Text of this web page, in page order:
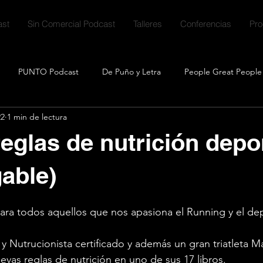
Sin Comercial Podcast Talleres Conferencias
PUNTO Podcast De Puño y Letra People Great People
Talk Crafting
de nutrición
1 min de lectura
todos aquellos que nos apasiona el Running y el
Nutrucionista certificado y además un gran triatleta
reglas de nutrición en uno de sus 17 libros.